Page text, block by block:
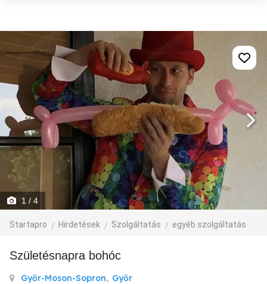
1 / 4
Startapro Hirdetések Szolgáltatás egyéb szolgáltatás
Születésnapra bohóc
Győr-Moson-Sopron, Győr